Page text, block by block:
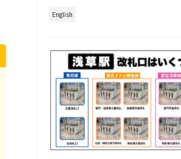
English